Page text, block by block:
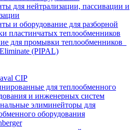
для нейтрализации, пассивации и
и оборудование для разборной
пластинчатых теплообменников
для промывки теплообменников
(PIPAL)
CIP
для теплообменного
и инженерных систем
элиминейторы для
оборудования